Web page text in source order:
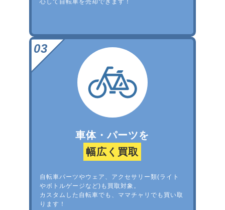
心して自転車を売却できます！
車体・パーツを
幅広く買取
自転車パーツやウェア、アクセサリー類(ライト
やボトルゲージなど)も買取対象。
カスタムした自転車でも、ママチャリでも買い取
ります！